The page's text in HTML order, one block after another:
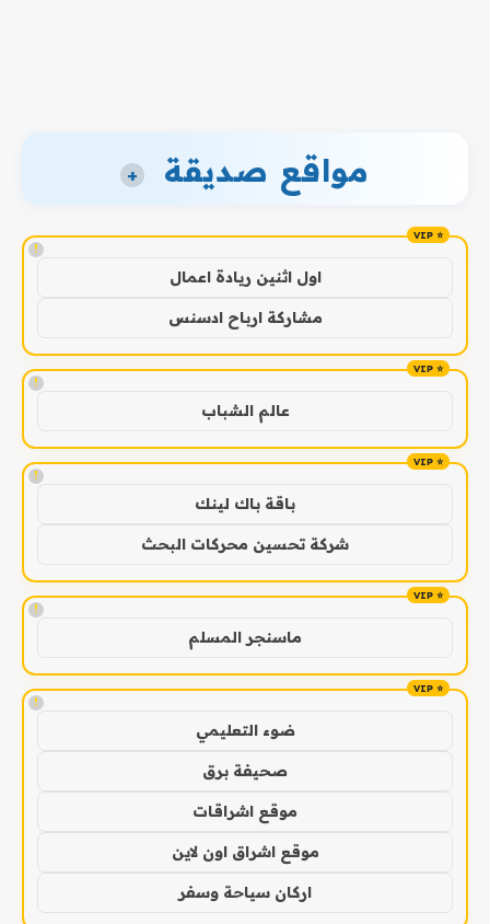
مواقع صديقة +
!
اول اثنين ريادة اعمال
مشاركة ارباح ادسنس
!
عالم الشباب
!
باقة باك لينك
شركة تحسين محركات البحث
!
ماسنجر المسلم
!
ضوء التعليمي
صحيفة برق
موقع اشراقات
موقع اشراق اون لاين
اركان سياحة وسفر